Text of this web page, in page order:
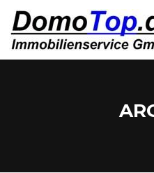
Inhalt
springen